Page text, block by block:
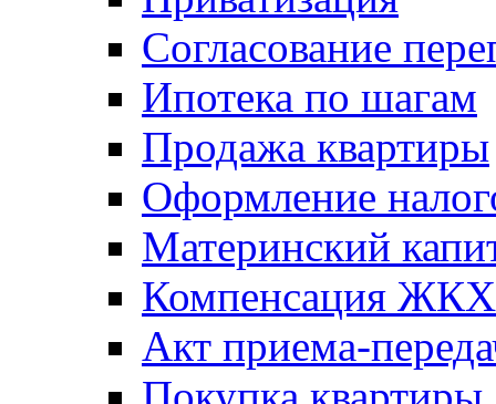
Согласование
Ипотека по шагам
Продажа квартиры
Оформление
Материнский
Компенсация ЖКХ
Акт приема-